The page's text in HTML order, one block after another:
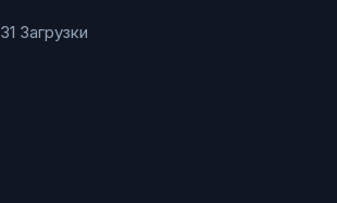
31 Загрузки